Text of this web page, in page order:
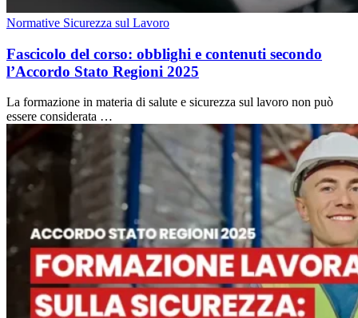
Normative Sicurezza sul Lavoro
Fascicolo del corso: obblighi e contenuti secondo
l’Accordo Stato Regioni 2025
La formazione in materia di salute e sicurezza sul lavoro non può
essere considerata …